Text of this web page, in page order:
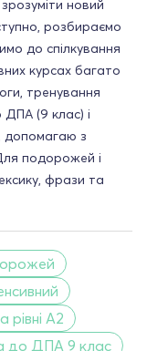
новий
розбираємо
до спілкування
курсах багато
тренування
(9 клас) і
допомагаю з
подорожей і
фрази та
рівні A2
до ДПА 9 клас